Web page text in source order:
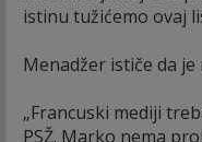
istinu tužićemo ovaj
Menadžer ističe da
„Francuski mediji
PSŽ. Marko nema